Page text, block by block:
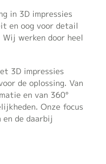
in 3D impressies
en oog voor detail
werken door heel
3D impressies
de oplossing. Van
en van 360°
Onze focus
de daarbij